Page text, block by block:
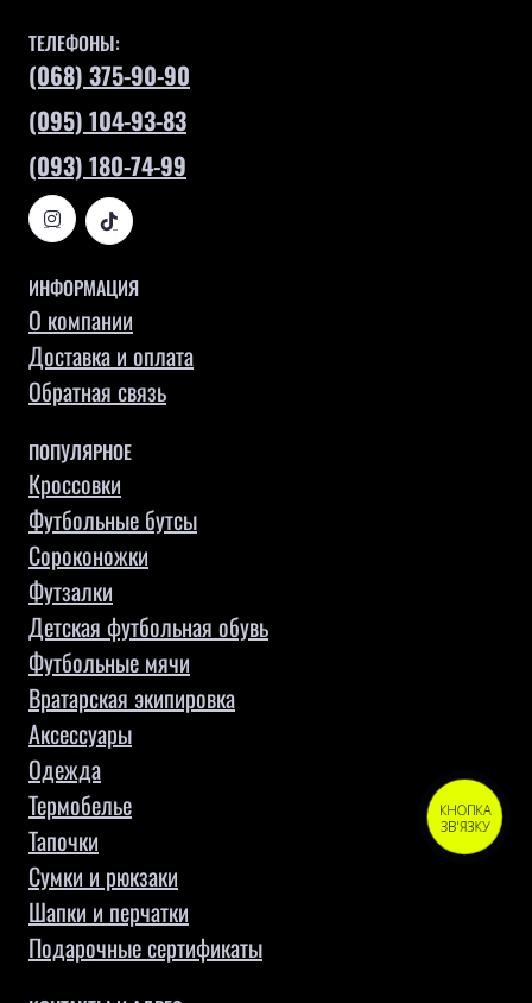
ТЕЛЕФОНЫ:
(068) 375-90-90
(095) 104-93-83
(093) 180-74-99
ИНФОРМАЦИЯ
О компании
Доставка и оплата
Обратная связь
ПОПУЛЯРНОЕ
Кроссовки
Футбольные бутсы
Сороконожки
Футзалки
Детская футбольная обувь
Футбольные мячи
Вратарская экипировка
Аксессуары
Одежда
Термобелье
Тапочки
Сумки и рюкзаки
Шапки и перчатки
Подарочные сертификаты
КНОПКА
ЗВ'ЯЗКУ